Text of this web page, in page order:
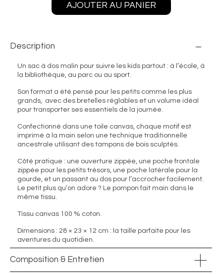
AJOUTER AU PANIER
Description
Un sac à dos malin pour suivre les kids partout : à l’école, à
la bibliothèque, au parc ou au sport.
Son format a été pensé pour les petits comme les plus
grands, avec des bretelles réglables et un volume idéal
pour transporter ses essentiels de la journée.
Confectionné dans une toile canvas, chaque motif est
imprimé à la main selon une technique traditionnelle
ancestrale utilisant des tampons de bois sculptés.
Côté pratique : une ouverture zippée, une poche frontale
zippée pour les petits trésors, une poche latérale pour la
gourde, et un passant au dos pour l’accrocher facilement.
Le petit plus qu’on adore ? Le pompon fait main dans le
même tissu.
Tissu canvas 100 % coton.
Dimensions : 28 × 23 × 12 cm : la taille parfaite pour les
aventures du quotidien.
Composition & Entretien